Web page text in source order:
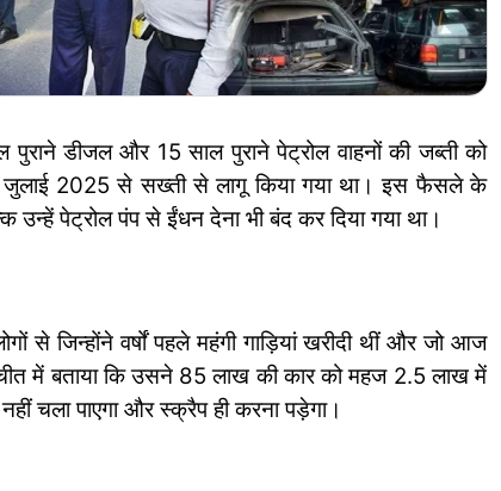
डीजल और 15 साल पुराने पेट्रोल वाहनों की जब्ती को
2025 से सख्ती से लागू किया गया था। इस फैसले के
उन्हें पेट्रोल पंप से ईंधन देना भी बंद कर दिया गया था।
से जिन्होंने वर्षों पहले महंगी गाड़ियां खरीदी थीं और जो आज
में बताया कि उसने 85 लाख की कार को महज 2.5 लाख में
चला पाएगा और स्क्रैप ही करना पड़ेगा।